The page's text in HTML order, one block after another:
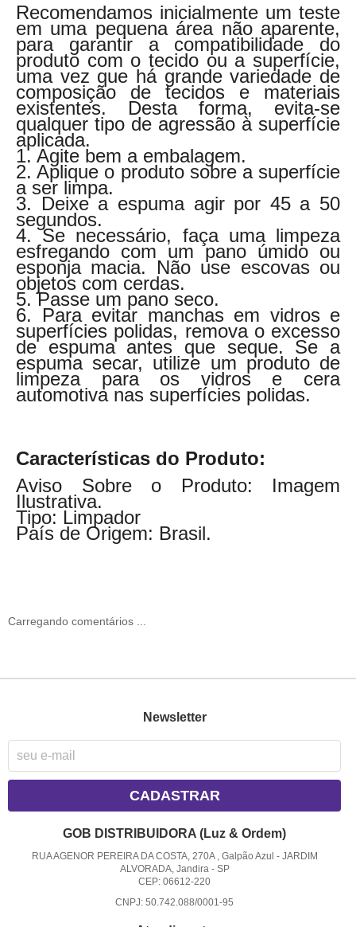
Recomendamos inicialmente um teste
em uma pequena área não aparente,
para garantir a compatibilidade do
produto com o tecido ou a superfície,
uma vez que há grande variedade de
composição de tecidos e materiais
existentes. Desta forma, evita-se
qualquer tipo de agressão à superfície
aplicada.
1. Agite bem a embalagem.
2. Aplique o produto sobre a superfície
a ser limpa.
3. Deixe a espuma agir por 45 a 50
segundos.
4. Se necessário, faça uma limpeza
esfregando com um pano úmido ou
esponja macia. Não use escovas ou
objetos com cerdas.
5. Passe um pano seco.
6. Para evitar manchas em vidros e
superfícies polidas, remova o excesso
de espuma antes que seque. Se a
espuma secar, utilize um produto de
limpeza para os vidros e cera
automotiva nas superfícies polidas.
Características do Produto:
Aviso Sobre o Produto: Imagem
Ilustrativa.
Tipo: Limpador
País de Origem: Brasil.
Carregando comentários ...
Newsletter
CADASTRAR
GOB DISTRIBUIDORA (Luz & Ordem)
RUA AGENOR PEREIRA DA COSTA, 270A , Galpão Azul - JARDIM
ALVORADA, Jandira- SP
CEP: 06612-220
CNPJ: 50.742.088/0001-95